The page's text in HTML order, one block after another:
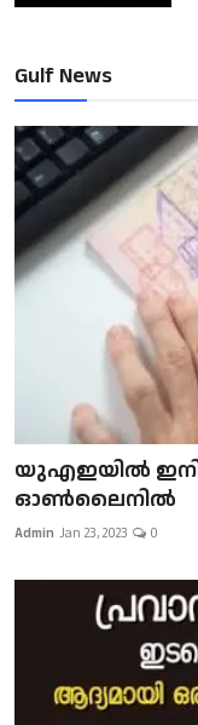
Gulf News
യുഎഇയിൽ
ഓൺലൈനിൽ
Admin Jan 23, 2023 0